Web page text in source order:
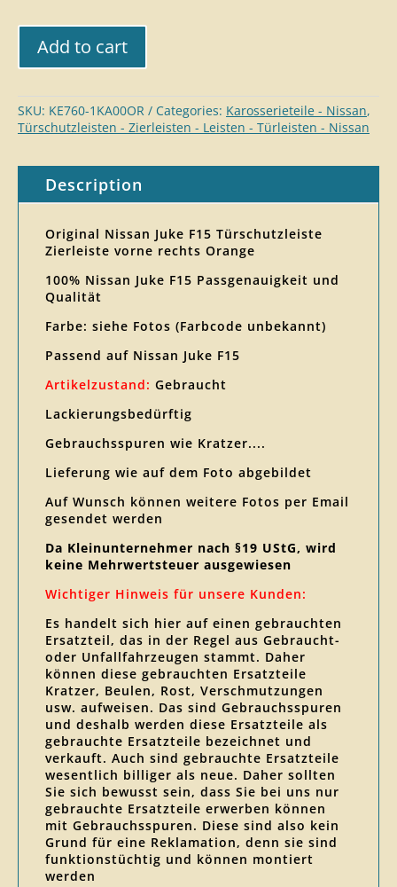
Add to cart
SKU: KE760-1KA00OR Categories: Karosserieteil​e - Nissan,
Türschutzleisten - Zierleisten - Leisten - Türleisten - Nissan
Description
Original Nissan Juke F15 Türschutzleiste
Zierleiste vorne rechts Orange
100% Nissan Juke F15 Passgenauigkeit und
Qualität
Farbe: siehe Fotos (Farbcode unbekannt)
Passend auf Nissan Juke F15
Artikelzustand: Gebraucht
Lackierungsbedürftig
Gebrauchsspuren wie Kratzer....
Lieferung wie auf dem Foto abgebildet
Auf Wunsch können weitere Fotos per Email
gesendet werden
Da Kleinunternehmer nach §19 UStG, wird
keine Mehrwertsteuer ausgewiesen
Wichtiger Hinweis für unsere Kunden:
Es handelt sich hier auf einen gebrauchten
Ersatzteil, das in der Regel aus Gebraucht-
oder Unfallfahrzeugen stammt. Daher
können diese gebrauchten Ersatzteile
Kratzer, Beulen, Rost, Verschmutzungen
usw. aufweisen. Das sind Gebrauchsspuren
und deshalb werden diese Ersatzteile als
gebrauchte Ersatzteile bezeichnet und
verkauft. Auch sind gebrauchte Ersatzteile
wesentlich billiger als neue. Daher sollten
Sie sich bewusst sein, dass Sie bei uns nur
gebrauchte Ersatzteile erwerben können
mit Gebrauchsspuren. Diese sind also kein
Grund für eine Reklamation, denn sie sind
funktionstüchtig und können montiert
werden